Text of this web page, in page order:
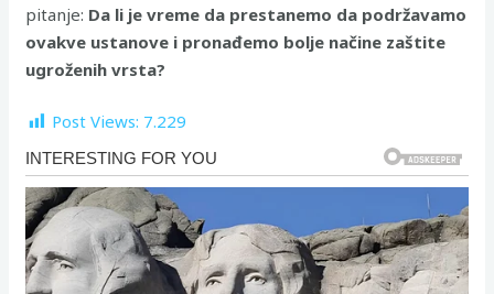
pitanje: Da li je vreme da prestanemo da podržavamo
ovakve ustanove i pronađemo bolje načine zaštite
ugroženih vrsta?
Post Views: 7.229